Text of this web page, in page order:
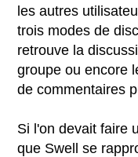
les autres
trois modes de
retrouve la
groupe ou encore
de commentaires
Si l'on devait faire
que Swell se